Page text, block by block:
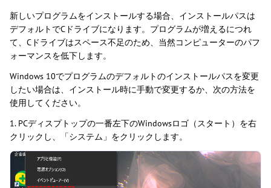
新しいプログラムをインストールする場合、インストールパスは
デフォルトでCドライブになります。プログラムが増えるにつれ
て、Cドライブはスペース不足のため、当然コンピューターのパフ
ォーマンスを低下します。
Windows 10でプログラムのデフォルトのインストールパスを変更
したい場合は、インストール時に手動で変更するか、次の方法を
使用してください。
1. PCディスプトップの一番左下のWindowsロゴ（スタート）を右
クリックし、「システム」をクリックします。